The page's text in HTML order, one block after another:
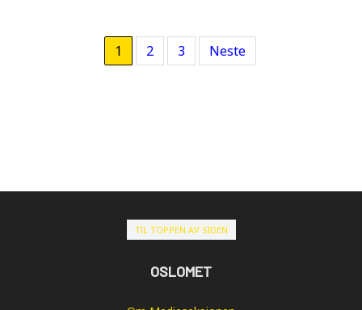
1 2 3 Neste
TIL TOPPEN AV SIDEN
OSLOMET